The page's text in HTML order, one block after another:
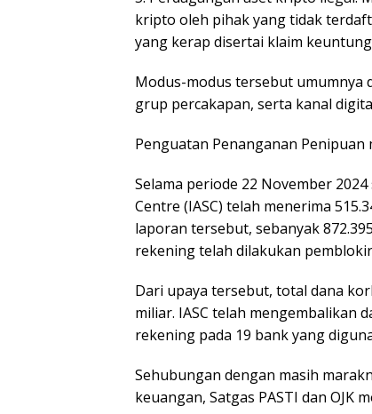
kripto oleh pihak yang tidak
yang kerap disertai klaim
Modus-modus tersebut umumnya
grup percakapan, serta kanal
Penguatan Penanganan Penipuan
Selama periode 22 November
Centre (IASC) telah menerima
laporan tersebut, sebanyak
rekening telah dilakukan
Dari upaya tersebut, total dana
miliar. IASC telah mengembalikan
rekening pada 19 bank yang
Sehubungan dengan masih
keuangan, Satgas PASTI dan OJK